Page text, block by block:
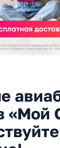
«Мой